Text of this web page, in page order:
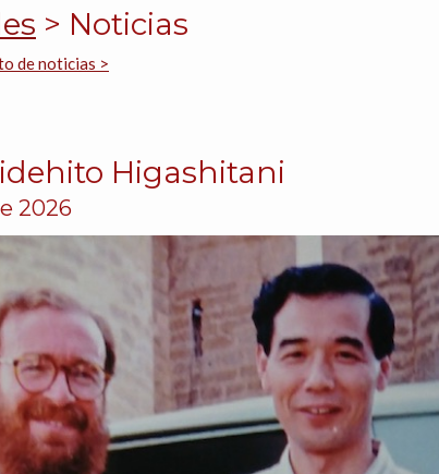
> Noticias
de noticias >
Higashitani
2026